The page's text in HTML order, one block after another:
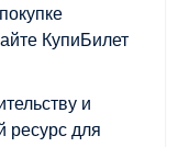
КупиБилет
и
ресурс для